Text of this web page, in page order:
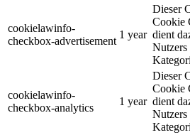
cookielawinfo-
checkbox-advertisement
1 year
Dieser
Cookie
dient
Nutzers
cookielawinfo-
checkbox-analytics
1 year
Dieser
Cookie
dient
Nutzers